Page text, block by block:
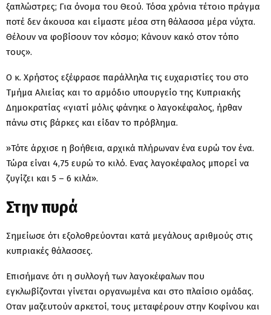
ξαπλώστρες; Για όνομα του Θεού. Τόσα χρόνια τέτοιο πράγμα
ποτέ δεν άκουσα και είμαστε μέσα στη θάλασσα μέρα νύχτα.
Θέλουν να φοβίσουν τον κόσμο; Κάνουν κακό στον τόπο
τους».
Ο κ. Χρήστος εξέφρασε παράλληλα τις ευχαριστίες του στο
Τμήμα Αλιείας και το αρμόδιο υπουργείο της Κυπριακής
Δημοκρατίας «γιατί μόλις φάνηκε ο λαγοκέφαλος, ήρθαν
πάνω στις βάρκες και είδαν το πρόβλημα.
»Τότε άρχισε η βοήθεια, αρχικά πλήρωναν ένα ευρώ τον ένα.
Τώρα είναι 4,75 ευρώ το κιλό. Ενας λαγοκέφαλος μπορεί να
ζυγίζει και 5 – 6 κιλά».
Στην πυρά
Σημείωσε ότι εξολοθρεύονται κατά μεγάλους αριθμούς στις
κυπριακές θάλασσες.
Επισήμανε ότι η συλλογή των λαγοκέφαλων που
εγκλωβίζονται γίνεται οργανωμένα και στο πλαίσιο ομάδας.
Οταν μαζευτούν αρκετοί, τους μεταφέρουν στην Κοφίνου και